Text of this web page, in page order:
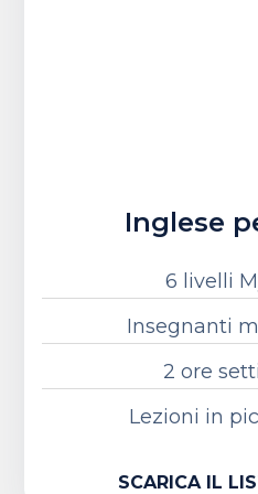
Inglese
6 livelli
Insegnanti
2 ore
Lezioni in
SCARICA IL